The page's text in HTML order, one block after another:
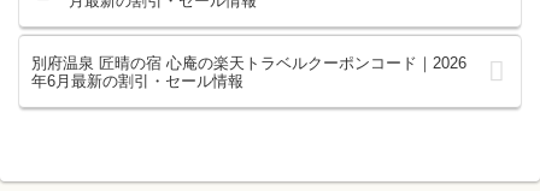
別府温泉 匠晴の宿 心庵の楽天トラベルクーポンコード｜2026
年6月最新の割引・セール情報